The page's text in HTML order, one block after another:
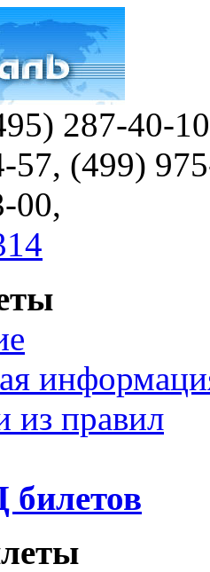
287-40-
57, (499)
00,
правил